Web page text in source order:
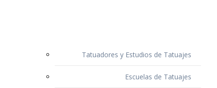
Tatuadores y Estudios de Tatuajes
Escuelas de Tatuajes